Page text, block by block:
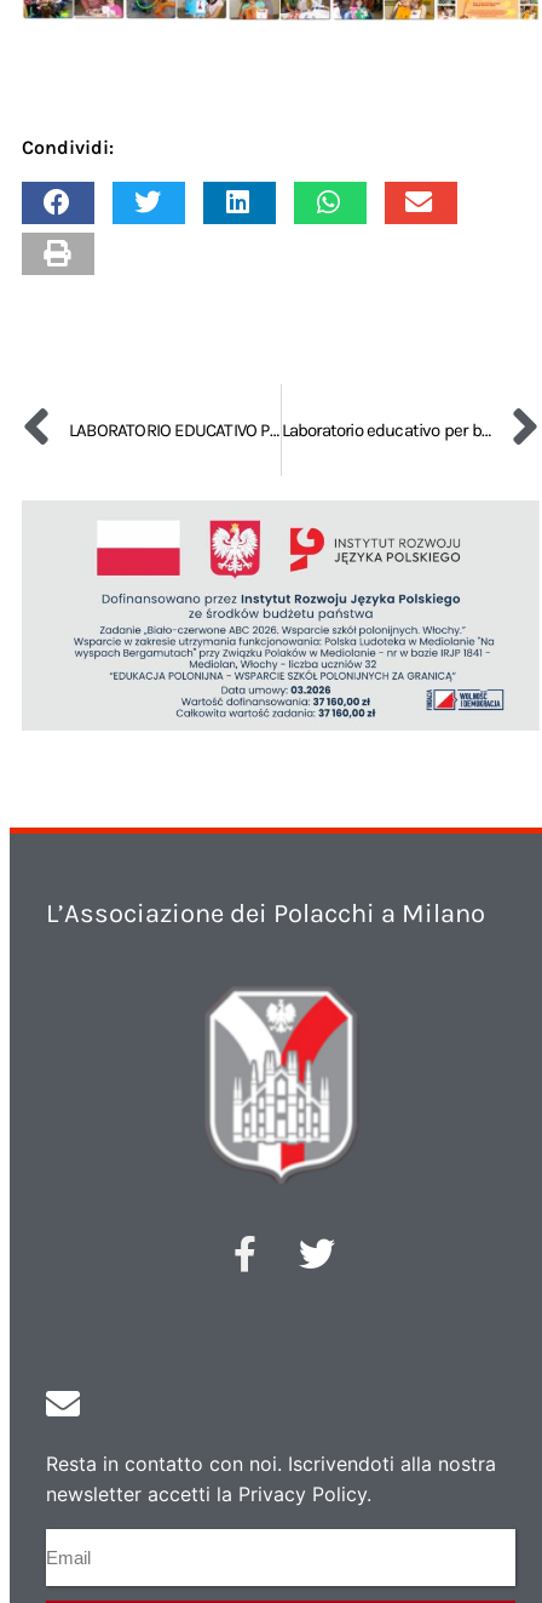
Condividi:
LABORATORIO EDUCATIVO PER BAMBINI – TRADIZIONI PASQUALI Laboratorio educativo per bambini – Jedziemy na wakacje
L’Associazione dei Polacchi a Milano
Resta in contatto con noi. Iscrivendoti alla nostra
newsletter accetti la Privacy Policy.